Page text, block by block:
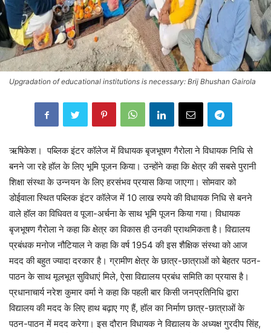
Upgradation of educational institutions is necessary: ​​Brij Bhushan Gairola
ऋषिकेश। पब्लिक इंटर कॉलेज में विधायक बृजभूषण गैरोला ने विधायक निधि से
बनने जा रहे हॉल के लिए भूमि पूजन किया। उन्होंने कहा कि क्षेत्र की सबसे पुरानी
शिक्षा संस्था के उन्नयन के लिए हरसंभव प्रयास किया जाएगा। सोमवार को
डोईवाला स्थित पब्लिक इंटर कॉलेज में 10 लाख रुपये की विधायक निधि से बनने
वाले हॉल का विधिवत व पूजा-अर्चना के साथ भूमि पूजन किया गया। विधायक
बृजभूषण गैरोला ने कहा कि क्षेत्र का विकास ही उनकी प्राथमिकता है। विद्यालय
प्रबंधक मनोज नौटियाल ने कहा कि वर्ष 1954 की इस शैक्षिक संस्था को आज
मदद की बहुत ज्यादा दरकार है। ग्रामीण क्षेत्र के छात्र-छात्राओं को बेहतर पठन-
पाठन के साथ मूलभूत सुविधाएं मिले, ऐसा विद्यालय प्रबंध समिति का प्रयास है।
प्रधानाचार्य नरेश कुमार वर्मा ने कहा कि पहली बार किसी जनप्रतिनिधि द्वारा
विद्यालय की मदद के लिए हाथ बढ़ाए गए हैं, हॉल का निर्माण छात्र-छात्राओं के
पठन-पाठन में मदद करेगा। इस दौरान विधायक ने विद्यालय के अध्यक्ष गुरदीप सिंह,